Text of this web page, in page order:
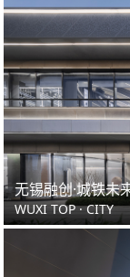
无锡融创·城铁未
WUXI TOP · CITY